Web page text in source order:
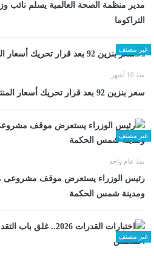
مدير منظمة الصحة العالمية يسلم
التراكوما
غير مصنف
منذ 10 أشهر
سعر بنزين 92 بعد قرار تحريك أسعار المنتجات البترولية
غير مصنف
منذ عام واحد
رئيس الوزراء يستعرض موقف مشروعى
ومدينة شمس الحكمة
غير مصنف